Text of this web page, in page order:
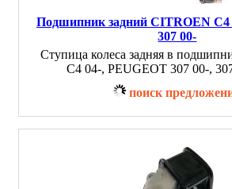
Подшипник задний CITROEN C4
307 00-
Ступица колеса задняя в
C4 04-, PEUGEOT 307 00-,
поиск